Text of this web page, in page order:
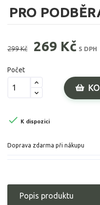
PRO
299 Kč 269 Kč S DPH
Počet
 K dispozici
Doprava zdarma při nákupu
Popis produktu